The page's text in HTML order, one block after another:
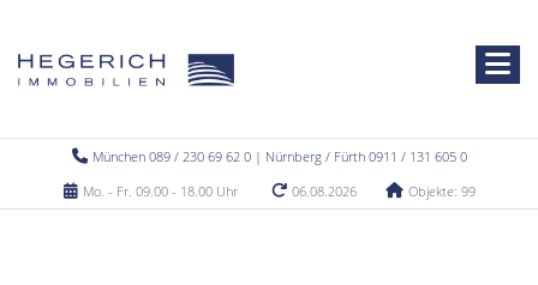
München 089 / 230 69 62 0 | Nürnberg / Fürth 0911 / 131 605 0
Mo. - Fr. 09.00 - 18.00 Uhr
06.08.2026 Objekte: 99